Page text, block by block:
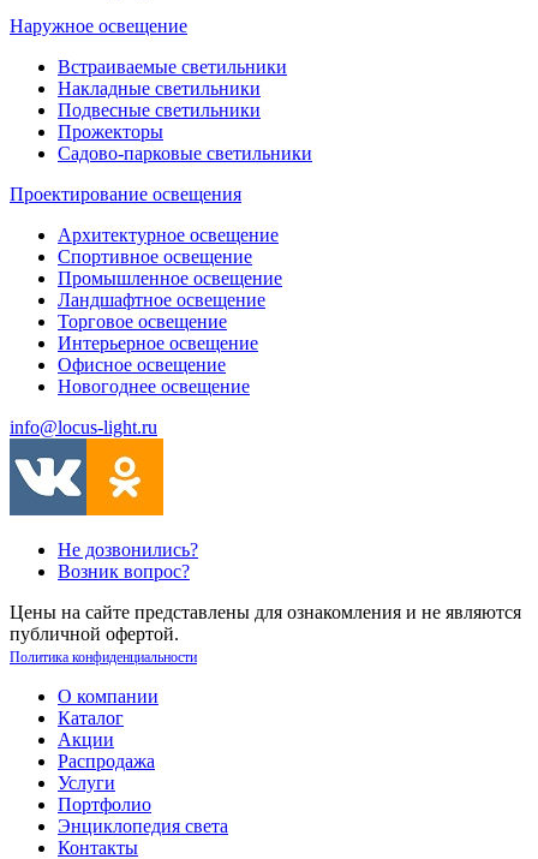
Наружное освещение
Встраиваемые светильники
Накладные светильники
Подвесные светильники
Прожекторы
Садово-парковые светильники
Проектирование освещения
Архитектурное освещение
Спортивное освещение
Промышленное освещение
Ландшафтное освещение
Торговое освещение
Интерьерное освещение
Офисное освещение
Новогоднее освещение
info@locus-light.ru
Не дозвонились?
Возник вопрос?
Цены на сайте представлены для ознакомления и не являются
публичной офертой.
Политика конфиденциальности
О компании
Каталог
Акции
Распродажа
Услуги
Портфолио
Энциклопедия света
Контакты